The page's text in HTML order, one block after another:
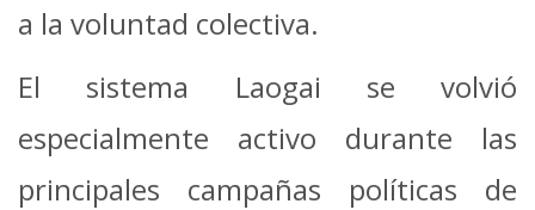
a la voluntad colectiva.
El sistema Laogai se volvió
especialmente activo durante las
principales campañas políticas de